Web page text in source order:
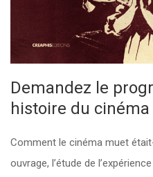
Demandez le
histoire du
Comment le cinéma muet
ouvrage, l’étude de